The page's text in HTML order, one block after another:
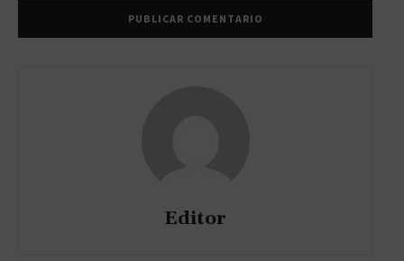
Editor